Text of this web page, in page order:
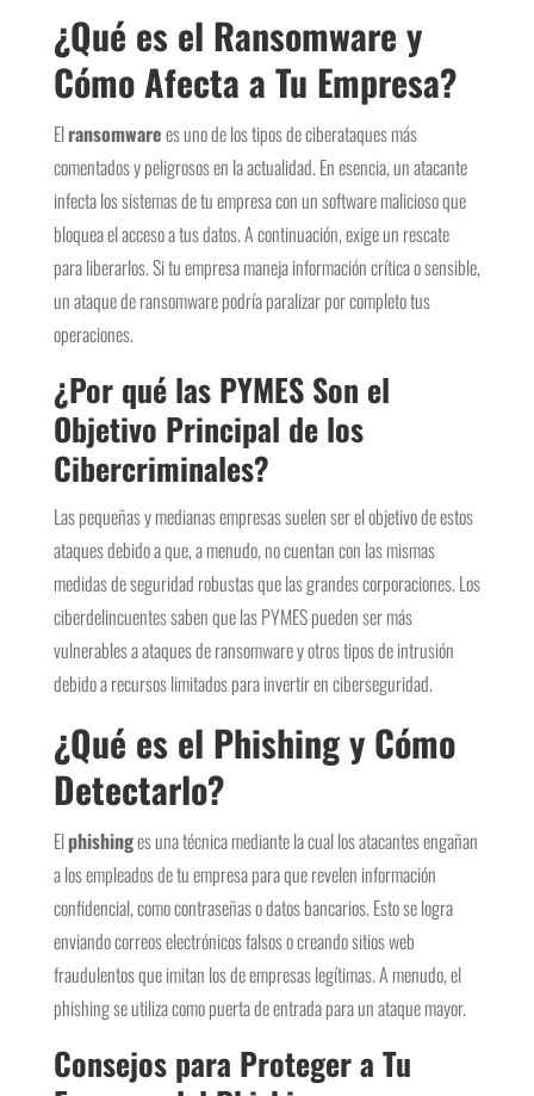
¿Qué es el Ransomware y
Cómo Afecta a Tu Empresa?
Elransomwarees uno de los tipos de ciberataques más
comentados y peligrosos en la actualidad. En esencia, un atacante
infecta los sistemas de tu empresa con un software malicioso que
bloquea el acceso a tus datos. A continuación, exige un rescate
para liberarlos. Si tu empresa maneja información crítica o sensible,
un ataque de ransomware podría paralizar por completo tus
operaciones.
¿Por qué las PYMES Son el
Objetivo Principal de los
Cibercriminales?
Las pequeñas y medianas empresas suelen ser el objetivo de estos
ataques debido a que, a menudo, no cuentan con las mismas
medidas de seguridad robustas que las grandes corporaciones. Los
ciberdelincuentes saben que las PYMES pueden ser más
vulnerables a ataques de ransomware y otros tipos de intrusión
debido a recursos limitados para invertir en ciberseguridad.
¿Qué es el Phishing y Cómo
Detectarlo?
Elphishinges una técnica mediante la cual los atacantes engañan
a los empleados de tu empresa para que revelen información
confidencial, como contraseñas o datos bancarios. Esto se logra
enviando correos electrónicos falsos o creando sitios web
fraudulentos que imitan los de empresas legítimas. A menudo, el
phishing se utiliza como puerta de entrada para un ataque mayor.
Consejos para Proteger a Tu